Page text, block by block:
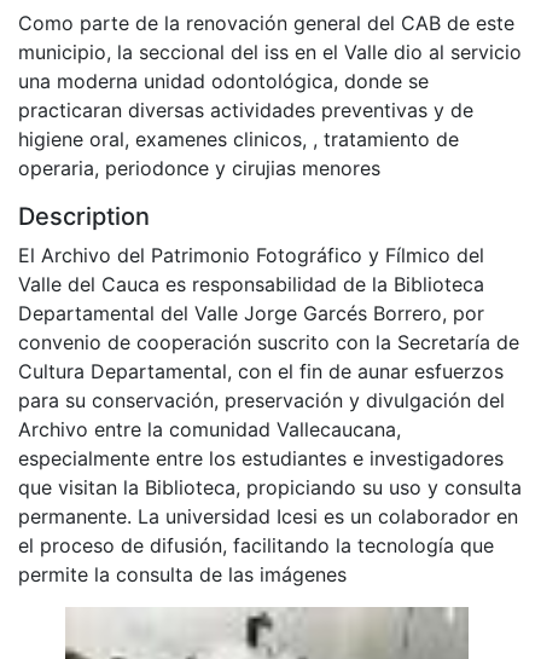
Como parte de la renovación general del CAB de este
municipio, la seccional del iss en el Valle dio al servicio
una moderna unidad odontológica, donde se
practicaran diversas actividades preventivas y de
higiene oral, examenes clinicos, , tratamiento de
operaria, periodonce y cirujias menores
Description
El Archivo del Patrimonio Fotográfico y Fílmico del
Valle del Cauca es responsabilidad de la Biblioteca
Departamental del Valle Jorge Garcés Borrero, por
convenio de cooperación suscrito con la Secretaría de
Cultura Departamental, con el fin de aunar esfuerzos
para su conservación, preservación y divulgación del
Archivo entre la comunidad Vallecaucana,
especialmente entre los estudiantes e investigadores
que visitan la Biblioteca, propiciando su uso y consulta
permanente. La universidad Icesi es un colaborador en
el proceso de difusión, facilitando la tecnología que
permite la consulta de las imágenes